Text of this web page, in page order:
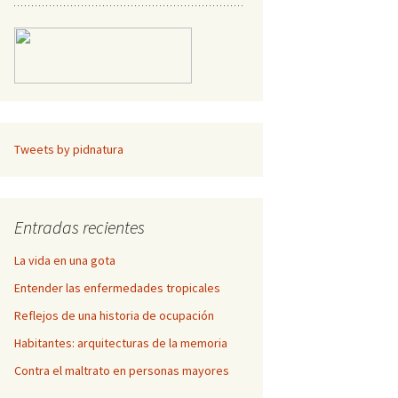
Tweets by pidnatura
Entradas recientes
La vida en una gota
Entender las enfermedades tropicales
Reflejos de una historia de ocupación
Habitantes: arquitecturas de la memoria
Contra el maltrato en personas mayores